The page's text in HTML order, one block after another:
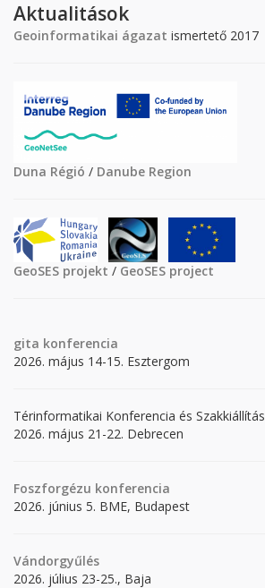
Aktualitások
Geoinformatikai ágazat ismertető 2017
Duna Régió / Danube Region
GeoSES projekt / GeoSES project
gita konferencia
2026. május 14-15. Esztergom
Térinformatikai Konferencia és Szakkiállítás
2026. május 21-22. Debrecen
Foszforgézu konferencia
2026. június 5. BME, Budapest
Vándorgyűlés
2026. július 23-25., Baja